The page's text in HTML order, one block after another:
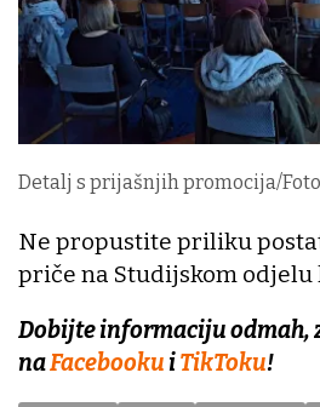
Detalj s prijašnjih promocija/
Ne propustite priliku
priče na Studijskom odjelu
Dobijte informaciju odmah,
naFacebookuiTikToku!